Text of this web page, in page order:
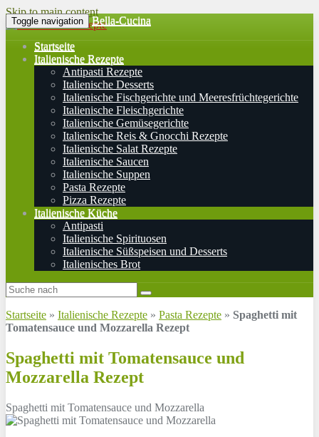
Skip to main content
Toggle navigation Bella-Cucina
Startseite
Italienische Rezepte
Antipasti Rezepte
Italienische Desserts
Italienische Fischgerichte und Meeresfrüchtegerichte
Italienische Fleischgerichte
Italienische Gemüsegerichte
Italienische Reis & Gnocchi Rezepte
Italienische Salat Rezepte
Italienische Saucen
Italienische Suppen
Pasta Rezepte
Pizza Rezepte
Italienische Küche
Antipasti
Italienische Spirituosen
Italienische Süßspeisen und Desserts
Italienisches Brot
Startseite » Italienische Rezepte » Pasta Rezepte » Spaghetti mit
Tomatensauce und Mozzarella Rezept
Spaghetti mit Tomatensauce und
Mozzarella Rezept
Spaghetti mit Tomatensauce und Mozzarella